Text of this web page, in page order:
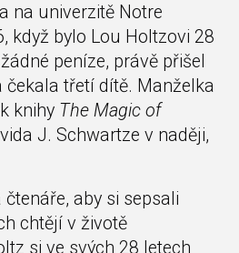
na univerzitě Notre
když bylo Lou Holtzovi 28
peníze, právě přišel
čekala třetí dítě. Manželka
knihy The Magic of
J. Schwartze v naději,
aby si sepsali
chtějí v životě
si ve svých 28 letech